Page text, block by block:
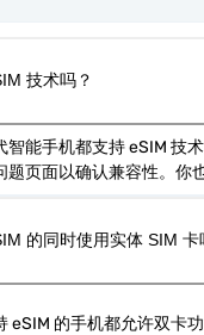
技术吗？
智能手机都支持 eSIM 技
题页面以确认兼容性。你
的同时使用实体 SIM 卡
eSIM 的手机都允许双卡